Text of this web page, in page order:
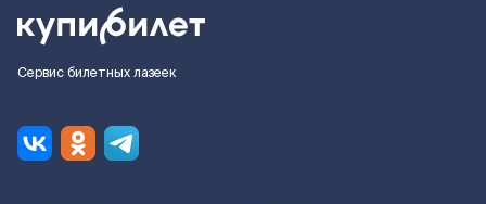
Сервис билетных лазеек